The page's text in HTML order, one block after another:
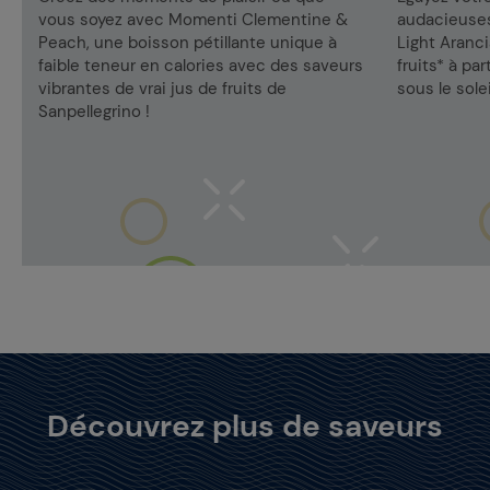
vous soyez avec Momenti Clementine &
Peach, une boisson pétillante unique à
faible teneur en calories avec des saveurs
vibrantes de vrai jus de fruits de
Sanpellegrino !
Light
fruits* à
sous le
Découvrez plus de saveurs